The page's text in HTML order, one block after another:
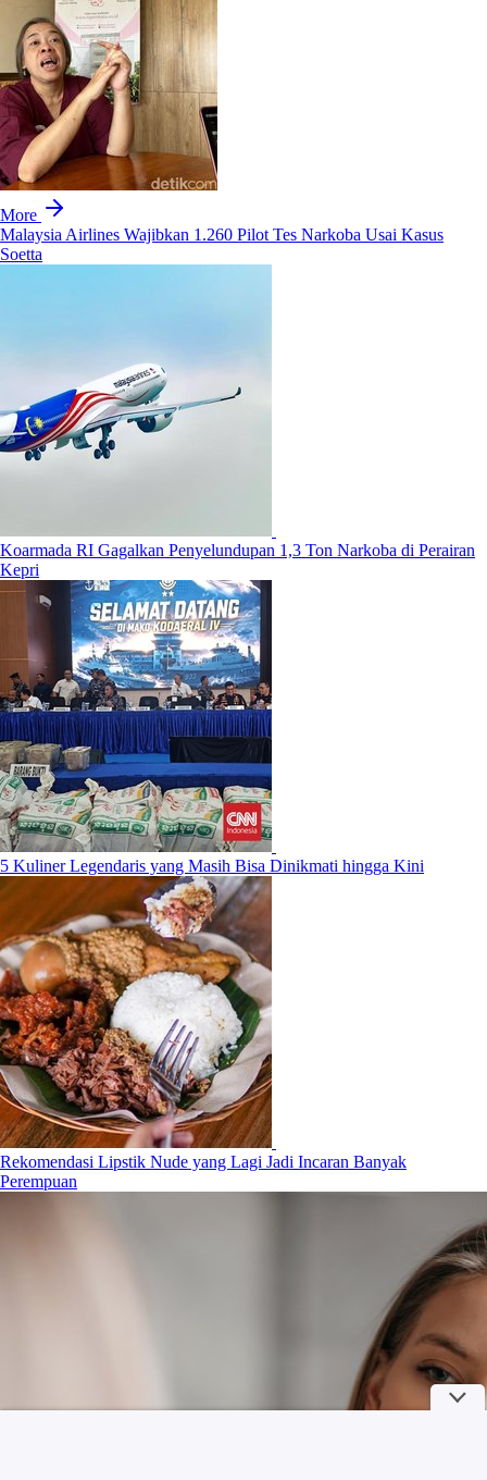
More
Malaysia Airlines Wajibkan 1.260 Pilot Tes Narkoba Usai Kasus
Soetta
Koarmada RI Gagalkan Penyelundupan 1,3 Ton Narkoba di Perairan
Kepri
5 Kuliner Legendaris yang Masih Bisa Dinikmati hingga Kini
Rekomendasi Lipstik Nude yang Lagi Jadi Incaran Banyak
Perempuan